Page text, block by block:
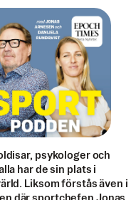
psykologer och
har de sin plats i
Liksom förstås även i